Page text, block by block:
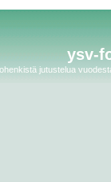
ysv-
jutustelua